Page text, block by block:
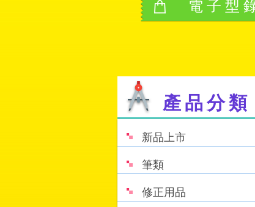
電子型
產品分類
新品上市
筆類
修正用品